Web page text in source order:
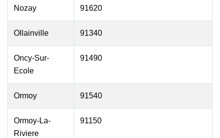
Nozay 91620
Ollainville 91340
Oncy-Sur-
Ecole
91490
Ormoy 91540
Ormoy-La-
Riviere
91150